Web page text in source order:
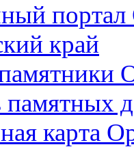
портал
край
памятных
карта